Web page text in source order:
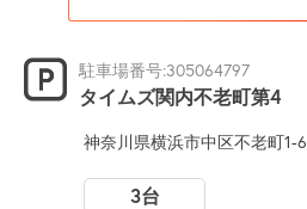
駐車場番号:305064797
タイムズ関内不老町第4
神奈川県横浜市中区不老町1-6
3台